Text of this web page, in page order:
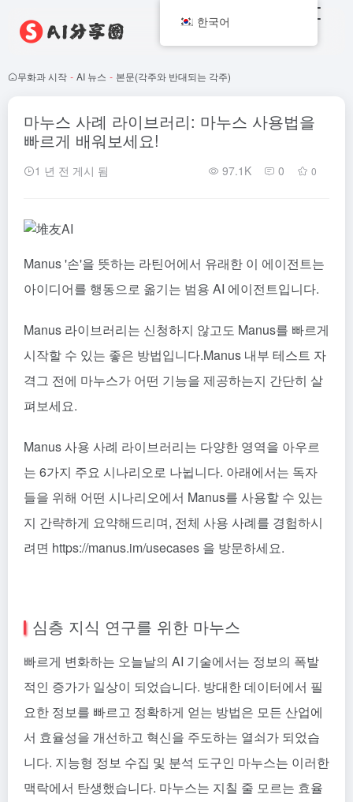
무화과 시작 - AI 뉴스 - 본문(각주와 반대되는 각주)
마누스 사례 라이브러리: 마누스 사용법을
빠르게 배워보세요!
1 년 전 게시 됨 97.1K 0 0
Manus'손'을 뜻하는 라틴어에서 유래한 이 에이전트는
아이디어를 행동으로 옮기는 범용 AI 에이전트입니다.
Manus 라이브러리는 신청하지 않고도 Manus를 빠르게
시작할 수 있는 좋은 방법입니다.Manus 내부 테스트 자
격그 전에 마누스가 어떤 기능을 제공하는지 간단히 살
펴보세요.
Manus 사용 사례 라이브러리는 다양한 영역을 아우르
는 6가지 주요 시나리오로 나뉩니다. 아래에서는 독자
들을 위해 어떤 시나리오에서 Manus를 사용할 수 있는
지 간략하게 요약해드리며, 전체 사용 사례를 경험하시
려면 https://manus.im/usecases 을 방문하세요.
심층 지식 연구를 위한 마누스
빠르게 변화하는 오늘날의 AI 기술에서는 정보의 폭발
적인 증가가 일상이 되었습니다. 방대한 데이터에서 필
요한 정보를 빠르고 정확하게 얻는 방법은 모든 산업에
서 효율성을 개선하고 혁신을 주도하는 열쇠가 되었습
니다. 지능형 정보 수집 및 분석 도구인 마누스는 이러한
맥락에서 탄생했습니다. 마누스는 지칠 줄 모르는 효율
한국어